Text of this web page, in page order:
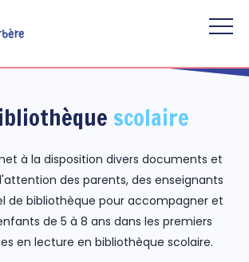
scolaire
à la disposition divers documents et
des parents, des enseignants
de bibliothèque pour accompagner et
de 5 à 8 ans dans les premiers
en lecture en bibliothèque scolaire.